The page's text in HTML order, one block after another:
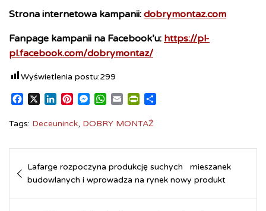
Strona internetowa kampanii: dobrymontaz.com
Fanpage kampanii na Facebook’u: https://pl-
pl.facebook.com/dobrymontaz/
Wyświetlenia postu:299
c
b
o
k
n
e
I
n
n
e
e
s
M
s
e
g
e
W
a
s
p
p
a
l
i
t
r
i
e
Tags: Deceuninck, DOBRY MONTAŻ
wpisu
Lafarge rozpoczyna produkcję suchych mieszanek
budowlanych i wprowadza na rynek nowy produkt